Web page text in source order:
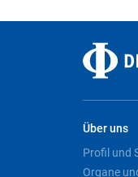
Über uns
Profil und
Organe